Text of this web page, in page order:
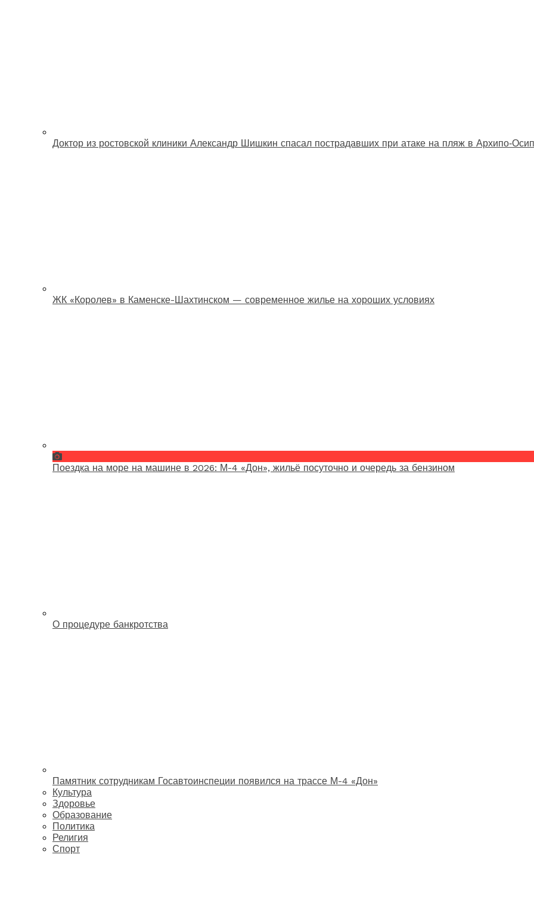
Доктор из ростовской клиники Александр Шишкин спасал пострадавших при атаке на пляж в
ЖК «Королев» в Каменске-Шахтинском — современное жилье на хороших условиях
Поездка на море на машине в 2026: М-4 «Дон», жильё посуточно и очередь за бензином
О процедуре банкротства
Памятник сотрудникам Госавтоинспеции появился на трассе М-4 «Дон»
Культура
Здоровье
Образование
Политика
Религия
Спорт